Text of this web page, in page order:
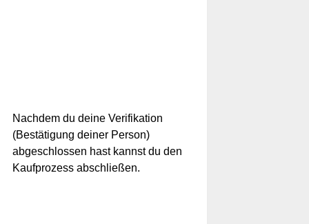
Nachdem du deine Verifikation
(Bestätigung deiner Person)
abgeschlossen hast kannst du den
Kaufprozess abschließen.